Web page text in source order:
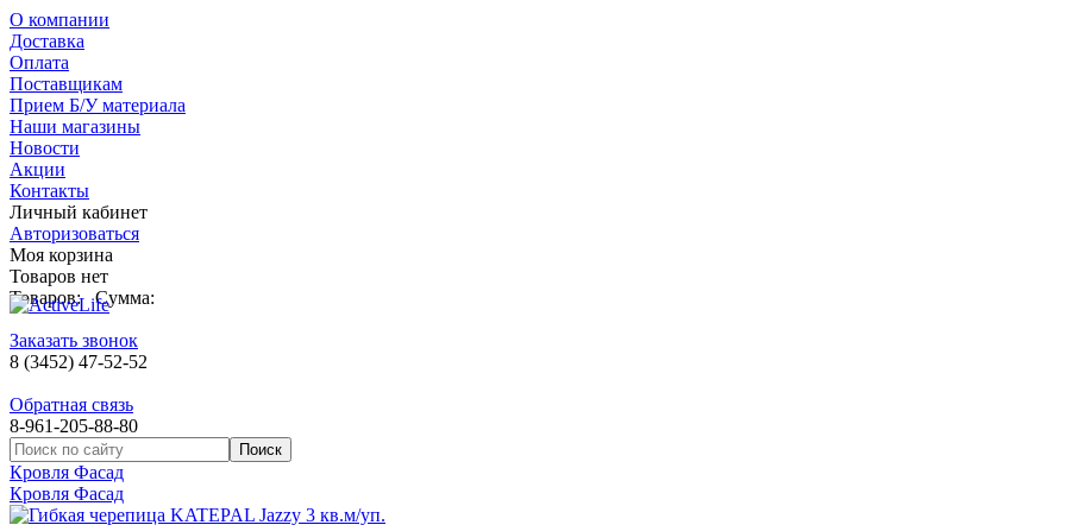
О компании
Доставка
Оплата
Поставщикам
Прием Б/У материала
Наши магазины
Новости
Акции
Контакты
Личный кабинет
Авторизоваться
Моя корзина
Товаров нет
Товаров: Сумма:
Заказать звонок
8 (3452) 47-52-52
Обратная связь
8-961-205-88-80
Кровля Фасад
Кровля Фасад